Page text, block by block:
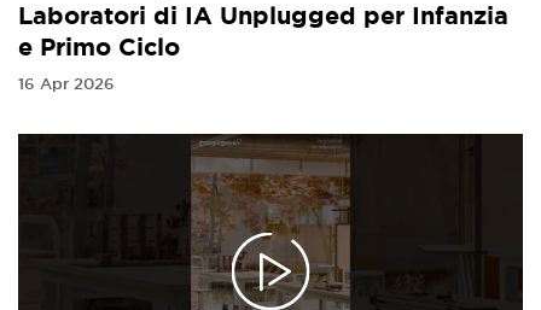
Laboratori di IA Unplugged per Infanzia
e Primo Ciclo
16 Apr 2026